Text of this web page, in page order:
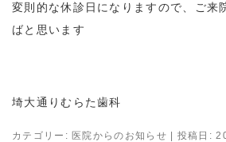
変則的な休診日になりますので、ご来
ばと思います
埼大通りむらた歯科
カテゴリー: 医院からのお知らせ | 投稿日: